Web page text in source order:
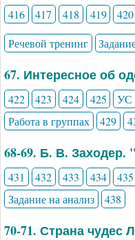
416 417 418 419 420
Речевой тренинг
67. Интересное об
422 423 424 425 УС
Работа в группах
429
68-69. Б. В.
431 432 433 434 435
Задание на анализ
438
70-71. Страна чудес